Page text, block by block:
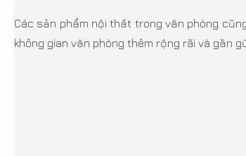
Các sản phẩm nội thất trong văn phòng
không gian văn phòng thêm rộng rãi và gần